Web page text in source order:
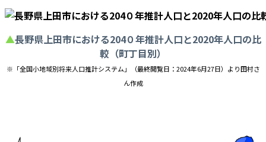
▲長野県上田市における204０年推計人口と2020年人口の比
較（町丁目別）
※「全国小地域別将来人口推計システム」（最終閲覧日：2024年6月27日）より田村さ
ん作成